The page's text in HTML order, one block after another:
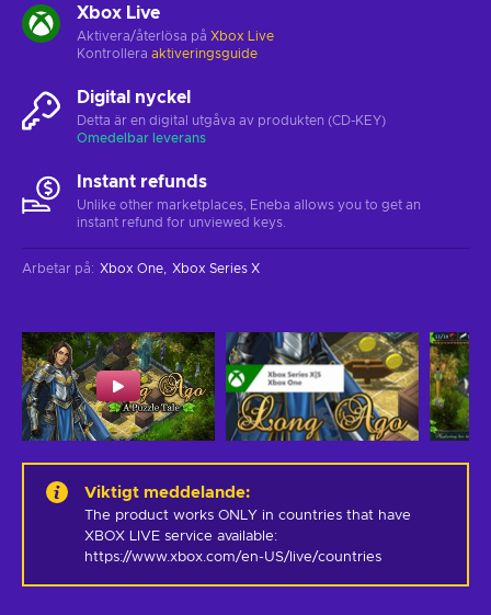
Xbox Live
Aktivera/återlösa på Xbox Live
Kontrollera aktiveringsguide
Digital nyckel
Detta är en digital utgåva av produkten (CD-KEY)
Omedelbar leverans
Instant refunds
Unlike other marketplaces, Eneba allows you to get an
instant refund for unviewed keys.
Arbetar på: Xbox One Xbox Series X
Viktigt meddelande:
The product works ONLY in countries that have
XBOX LIVE service available:
https://www.xbox.com/en-US/live/countries